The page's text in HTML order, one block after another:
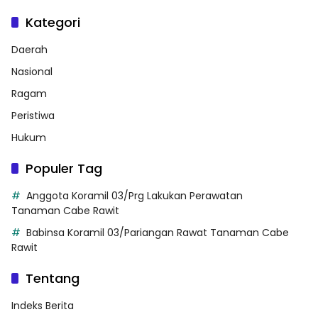
Kategori
Daerah
Nasional
Ragam
Peristiwa
Hukum
Populer Tag
Anggota Koramil 03/Prg Lakukan Perawatan
Tanaman Cabe Rawit
Babinsa Koramil 03/Pariangan Rawat Tanaman Cabe
Rawit
Tentang
Indeks Berita